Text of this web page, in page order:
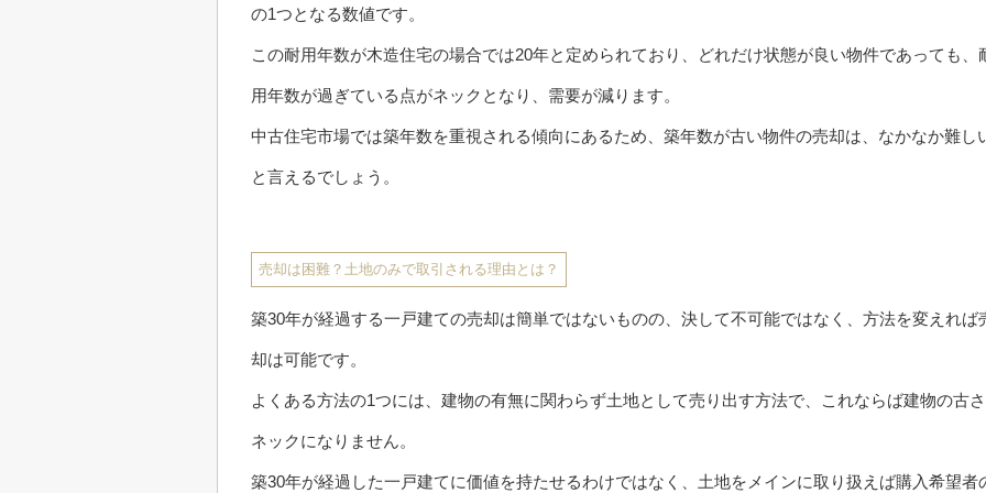
の1つとなる数値です。
この耐用年数が木造住宅の場合では20年と定められており、どれだけ状態が良い物件であっても、
用年数が過ぎている点がネックとなり、需要が減ります。
中古住宅市場では築年数を重視される傾向にあるため、築年数が古い物件の売却は、なかなか難し
と言えるでしょう。
売却は困難？土地のみで取引される理由とは？
築30年が経過する一戸建ての売却は簡単ではないものの、決して不可能ではなく、方法を変えれば
却は可能です。
よくある方法の1つには、建物の有無に関わらず土地として売り出す方法で、これならば建物の古
ネックになりません。
築30年が経過した一戸建てに価値を持たせるわけではなく、土地をメインに取り扱えば購入希望者